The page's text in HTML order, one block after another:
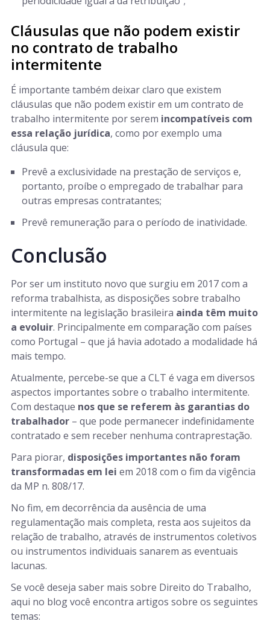
Cláusulas que não podem existir
no contrato de trabalho
intermitente
É importante também deixar claro que existem
cláusulas que não podem existir em um contrato de
trabalho intermitente por serem incompatíveis com
essa relação jurídica, como por exemplo uma
cláusula que:
Prevê a exclusividade na prestação de serviços e,
portanto, proíbe o empregado de trabalhar para
outras empresas contratantes;
Prevê remuneração para o período de inatividade.
Conclusão
Por ser um instituto novo que surgiu em 2017 com a
reforma trabalhista, as disposições sobre trabalho
intermitente na legislação brasileira ainda têm muito
a evoluir. Principalmente em comparação com países
como Portugal – que já havia adotado a modalidade há
mais tempo.
Atualmente, percebe-se que a CLT é vaga em diversos
aspectos importantes sobre o trabalho intermitente.
Com destaque nos que se referem às garantias do
trabalhador – que pode permanecer indefinidamente
contratado e sem receber nenhuma contraprestação.
Para piorar, disposições importantes não foram
transformadas em lei em 2018 com o fim da vigência
da MP n. 808/17.
No fim, em decorrência da ausência de uma
regulamentação mais completa, resta aos sujeitos da
relação de trabalho, através de instrumentos coletivos
ou instrumentos individuais sanarem as eventuais
lacunas.
Se você deseja saber mais sobre Direito do Trabalho,
aqui no blog você encontra artigos sobre os seguintes
temas: